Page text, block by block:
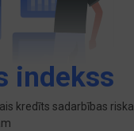
indekss
kredīts sadarbības riska